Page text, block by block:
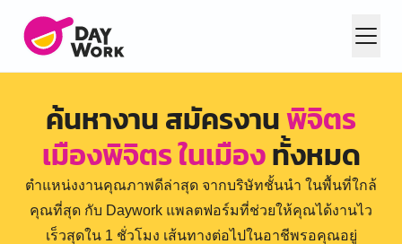
ค้นหางาน สมัครงานพิจิตร
เมืองพิจิตร ในเมืองทั้งหมด
ตำแหน่งงานคุณภาพดีล่าสุด จากบริษัทชั้นนำ ในพื้นที่ใกล้
คุณที่สุด กับ Daywork แพลตฟอร์มที่ช่วยให้คุณได้งานไว
เร็วสุดใน 1 ชั่วโมง เส้นทางต่อไปในอาชีพรอคุณอยู่